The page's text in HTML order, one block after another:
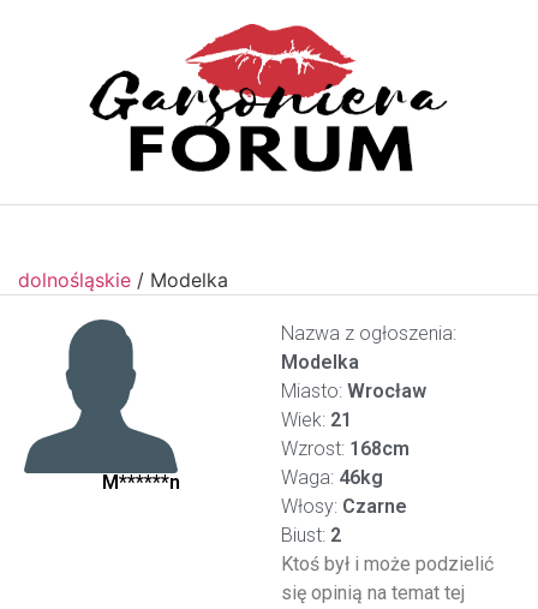
dolnośląskie / Modelka
M******n
Nazwa z ogłoszenia:
Modelka
Miasto: Wrocław
Wiek: 21
Wzrost: 168cm
Waga: 46kg
Włosy: Czarne
Biust: 2
Ktoś był i może podzielić
się opinią na temat tej